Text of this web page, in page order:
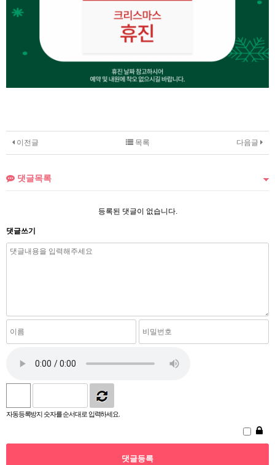
이전글 다음글
목록
댓글목록
등록된 댓글이 없습니다.
댓글쓰기
자동등록방지 숫자를 순서대로 입력하세요.